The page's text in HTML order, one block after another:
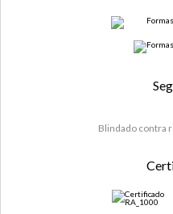
Blindado contra